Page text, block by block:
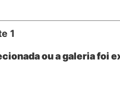
1
ou a galeria foi